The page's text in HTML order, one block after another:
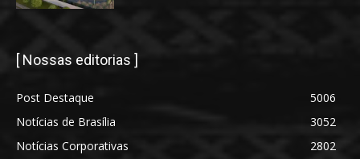
[ Nossas editorias ]
Post Destaque
5006
Notícias de Brasília
3052
Notícias Corporativas
2802